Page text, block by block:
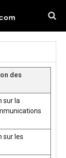
des
sur la
sur les